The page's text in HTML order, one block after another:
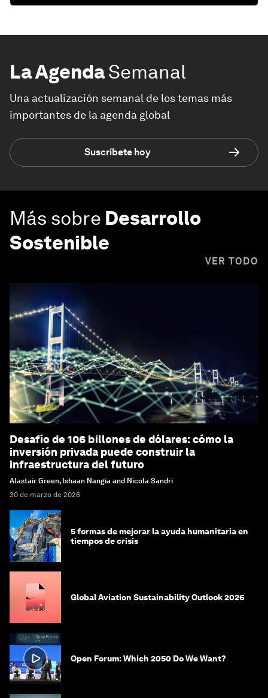
La AgendaSemanal
Una actualización semanal de los temas más
importantes de la agenda global
Suscríbete hoy
Más sobre Desarrollo
Sostenible
VER TODO
Desafío de 106 billones de dólares: cómo la
inversión privada puede construir la
infraestructura del futuro
Alastair Green, Ishaan Nangia and Nicola Sandri
30 de marzo de 2026
5 formas de mejorar la ayuda humanitaria en
tiempos de crisis
Global Aviation Sustainability Outlook 2026
Open Forum: Which 2050 Do We Want?